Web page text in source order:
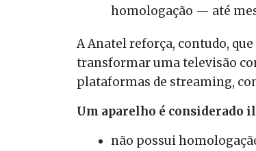
homologação — até
A Anatel reforça, contudo,
transformar uma televisão
plataformas de streaming,
Um aparelho é considerado
não possui